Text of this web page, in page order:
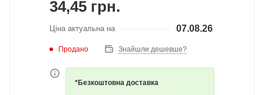
34,45 грн.
Ціна актуальна на 07.08.26
Продано Знайшли дешевше?
*Безкоштовна доставка